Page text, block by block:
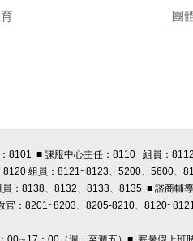
團
8101 ■ 課服中心主任：8110 組員：
8120 組員：8121~8123、5200、5600、
員：8138、8132、8133、8135 ■ 諮商輔
官：8201~8203、8205-8210、